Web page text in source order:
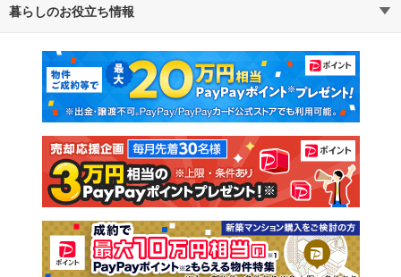
通勤・通学時間から探す
不動産・住宅
新築マンション 中古マンション
新築一戸建て 中古一戸建て
注文住宅 土地
売却査定
暮らしのお役立ち情報
マンションカタログ 教えて！住まいの先生